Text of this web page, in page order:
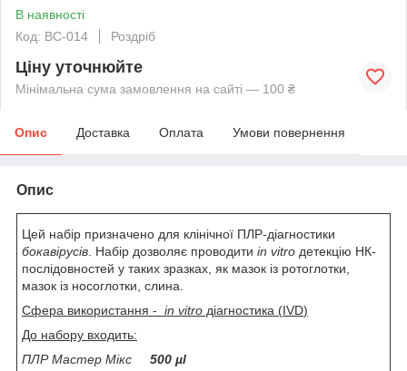
В наявності
Код: BC-014
Роздріб
Ціну уточнюйте
Мінімальна сума замовлення на сайті — 100 ₴
Опис Доставка Оплата Умови повернення
Опис
Цей набір призначено для клінічної ПЛР-діагностики
бокавірусів . Набір дозволяє проводити in vitro детекцію НК-
послідовностей у таких зразках, як мазок із ротоглотки,
мазок із носоглотки, слина.
Сфера використання - in vitro діагностика (IVD)
До набору входить:
ПЛР Мастер Мікс
500 µl